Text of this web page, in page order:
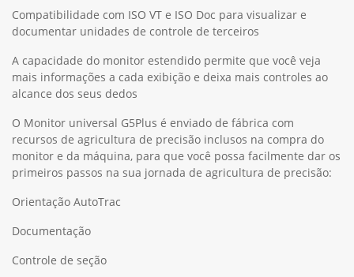
Compatibilidade com ISO VT e ISO Doc para visualizar e
documentar unidades de controle de terceiros
A capacidade do monitor estendido permite que você veja
mais informações a cada exibição e deixa mais controles ao
alcance dos seus dedos
O Monitor universal G5Plus é enviado de fábrica com
recursos de agricultura de precisão inclusos na compra do
monitor e da máquina, para que você possa facilmente dar os
primeiros passos na sua jornada de agricultura de precisão:
Orientação AutoTrac
Documentação
Controle de seção